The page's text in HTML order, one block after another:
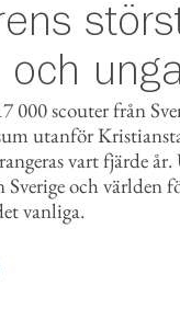
och
000 scouter från
utanför
vart fjärde
Sverige och världen
vanliga.
e-post